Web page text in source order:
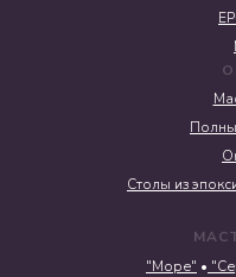
Столы из
"Море" •